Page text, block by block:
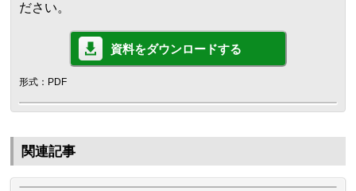
ださい。
資料をダウンロードする
形式：PDF
関連記事